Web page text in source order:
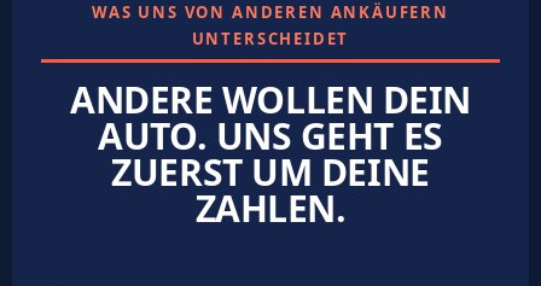
WAS UNS VON ANDEREN ANKÄUFERN
UNTERSCHEIDET
ANDERE WOLLEN DEIN
AUTO. UNS GEHT ES
ZUERST UM DEINE
ZAHLEN.